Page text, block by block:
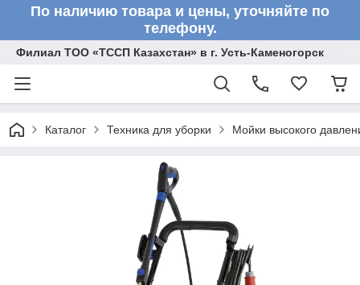
По наличию товара и цены, уточняйте по
телефону.
Филиал ТОО «ТССП Казахстан» в г. Усть-Каменогорск
Каталог Техника для уборки Мойки высокого